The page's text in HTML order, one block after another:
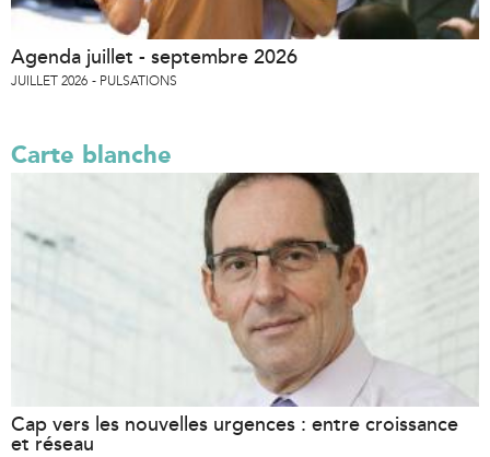
Agenda juillet - septembre 2026
JUILLET 2026 PULSATIONS
Carte blanche
Cap vers les nouvelles urgences : entre croissance
et réseau